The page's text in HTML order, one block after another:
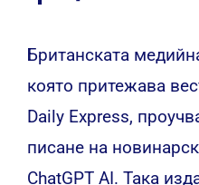
Британската
която притежава
Daily Express,
писане на
ChatGPT AI. Така